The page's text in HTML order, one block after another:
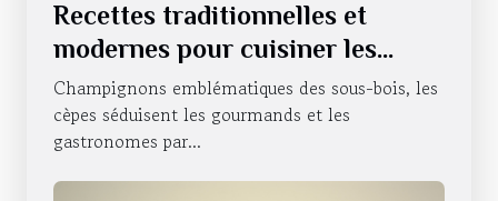
Recettes traditionnelles et
modernes pour cuisiner les
cèpes
Champignons emblématiques des sous-bois, les
cèpes séduisent les gourmands et les
gastronomes par...